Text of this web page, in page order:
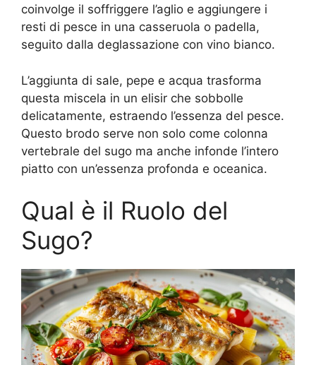
coinvolge il soffriggere l’aglio e aggiungere i
resti di pesce in una casseruola o padella,
seguito dalla deglassazione con vino bianco.
L’aggiunta di sale, pepe e acqua trasforma
questa miscela in un elisir che sobbolle
delicatamente, estraendo l’essenza del pesce.
Questo brodo serve non solo come colonna
vertebrale del sugo ma anche infonde l’intero
piatto con un’essenza profonda e oceanica.
Qual è il Ruolo del
Sugo?